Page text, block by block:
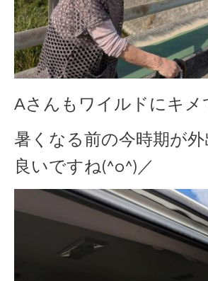
Aさんもワイルドにキメ
暑くなる前の今時期が
良いですね(^o^)／